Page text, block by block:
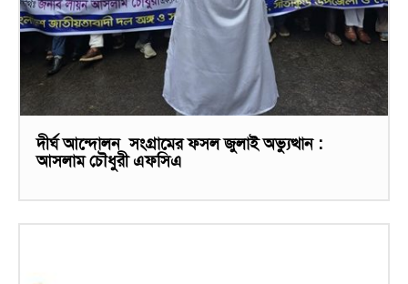
দীর্ঘ আন্দোলন সংগ্রামের ফসল জুলাই অভ্যুত্থান :
আসলাম চৌধুরী এফসিএ